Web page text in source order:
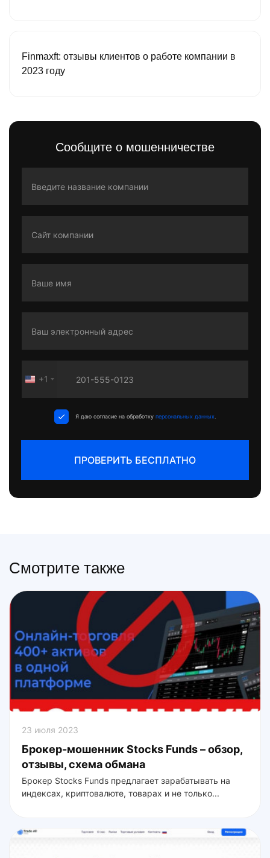
Finmaxft: отзывы клиентов о работе компании в
2023 году
Сообщите о мошенничестве
United
+1
Я даю согласие на обработку персональных данных
ПРОВЕРИТЬ БЕСПЛАТНО
Смотрите также
23 июля 2023
Брокер-мошенник Stocks Funds – обзор,
отзывы, схема обмана
Брокер Stocks Funds предлагает зарабатывать на
индексах, криптовалюте, товарах и не только...